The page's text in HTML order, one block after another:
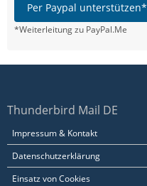
Per Paypal unterstützen*
*Weiterleitung zu PayPal.Me
Thunderbird Mail DE
Impressum & Kontakt
Datenschutzerklärung
Einsatz von Cookies